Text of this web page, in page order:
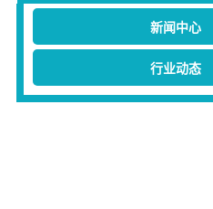
新闻中心
行业动态